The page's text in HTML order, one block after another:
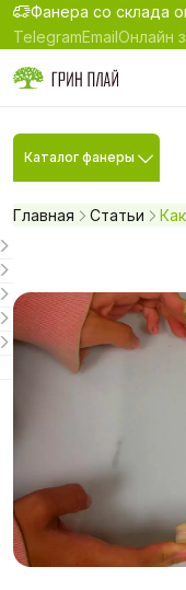
Фанера со склада
TelegramEmailОнлайн
Каталог фанеры
Главная Статьи